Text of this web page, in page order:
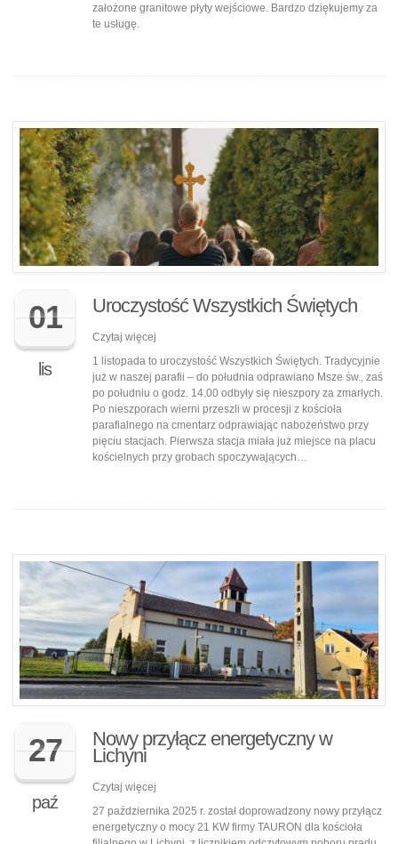
założone granitowe płyty wejściowe. Bardzo dziękujemy za
te usługę.
01
lis
Uroczystość Wszystkich Świętych
Czytaj więcej
1 listopada to uroczystość Wszystkich Świętych. Tradycyjnie
już w naszej parafii – do południa odprawiano Msze św., zaś
po południu o godz. 14.00 odbyły się nieszpory za zmarłych.
Po nieszporach wierni przeszli w procesji z kościoła
parafialnego na cmentarz odprawiając nabożeństwo przy
pięciu stacjach. Pierwsza stacja miała już miejsce na placu
kościelnych przy grobach spoczywających…
27
paź
Nowy przyłącz energetyczny w
Lichyni
Czytaj więcej
27 października 2025 r. został doprowadzony nowy przyłącz
energetyczny o mocy 21 KW firmy TAURON dla kościoła